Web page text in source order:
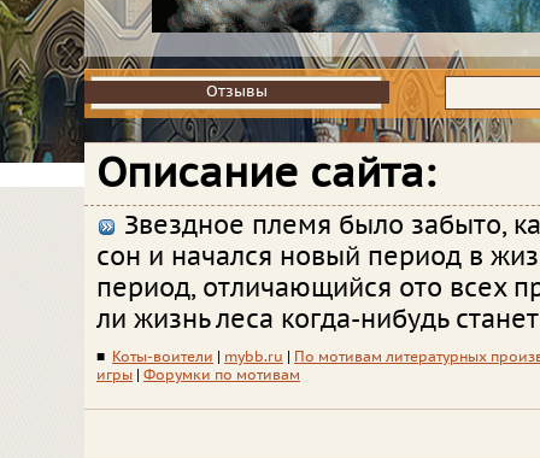
Отзывы
Отзывы
Описание сайта:
Звездное племя было забыто,
сон и начался новый период в
период, отличающийся ото всех
ли жизнь леса когда-нибудь
■ Коты-воители mybb.ru
По мотивам литературных
игры
Форумки по мотивам